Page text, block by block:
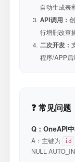
自动生成表
API调用：
行增删改查
二次开发：
程序/APP后
❓ 常见问题
Q：OneAPI
A：主键为 id
NULL